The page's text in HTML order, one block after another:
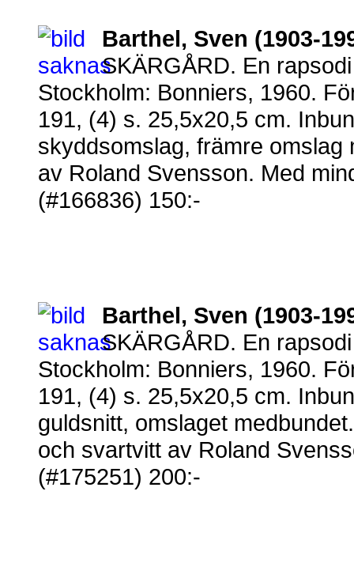
Barthel, Sven (1903-
SKÄRGÅRD. En
Stockholm: Bonniers, 1960.
191, (4) s. 25,5x20,5 cm.
skyddsomslag, främre
av Roland Svensson. Med
(#166836) 150:-
Barthel, Sven (1903-
SKÄRGÅRD. En
Stockholm: Bonniers, 1960.
191, (4) s. 25,5x20,5 cm.
guldsnitt, omslaget
och svartvitt av Roland
(#175251) 200:-